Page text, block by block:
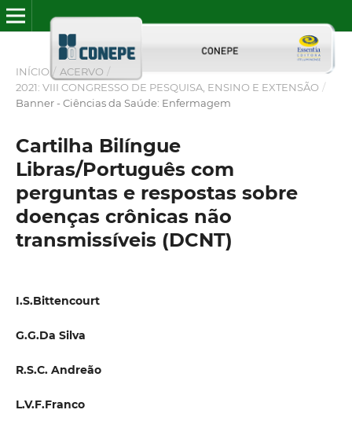
INÍCIO / ACERVO /
2021: VIII CONGRESSO DE PESQUISA, ENSINO E EXTENSÃO /
Banner - Ciências da Saúde: Enfermagem
Cartilha Bilíngue
Libras/Português com
perguntas e respostas sobre
doenças crônicas não
transmissíveis (DCNT)
I.S.Bittencourt
G.G.Da Silva
R.S.C. Andreão
L.V.F.Franco